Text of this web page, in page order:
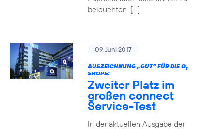
beleuchten. […]
09. Juni 2017
AUSZEICHNUNG „GUT“ FÜR DIE O2
SHOPS:
Zweiter Platz im
großen connect
Service-Test
In der aktuellen Ausgabe der